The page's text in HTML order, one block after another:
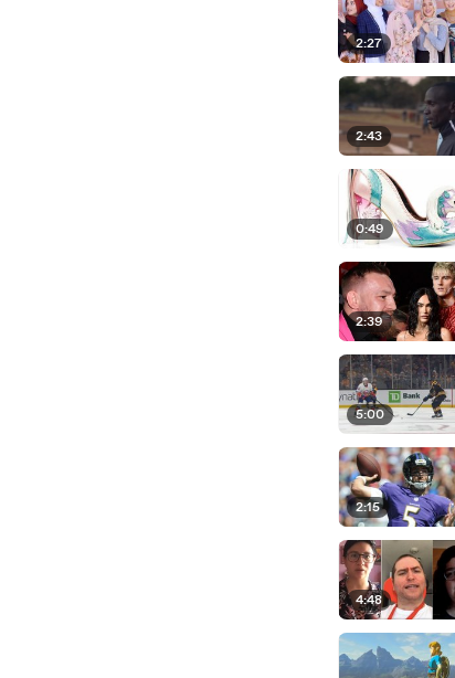
2:27
2:43
0:49
2:39
5:00
2:15
4:48